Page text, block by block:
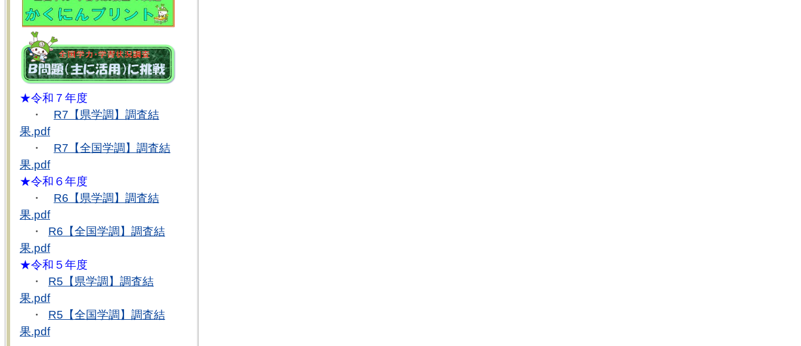
★令和７年度
・ R7【県学調】調査結
果.pdf
・ R7【全国学調】調査結
果.pdf
★令和６年度
・ R6【県学調】調査結
果.pdf
・ R6【全国学調】調査結
果.pdf
★令和５年度
・ R5【県学調】調査結
果.pdf
・ R5【全国学調】調査結
果.pdf